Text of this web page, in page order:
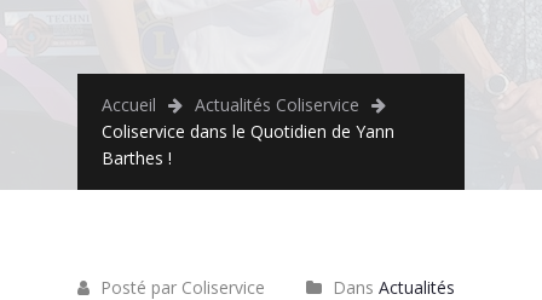
Accueil
Actualités Coliservice
Coliservice dans le Quotidien de Yann
Barthes !
Posté par Coliservice Dans Actualités